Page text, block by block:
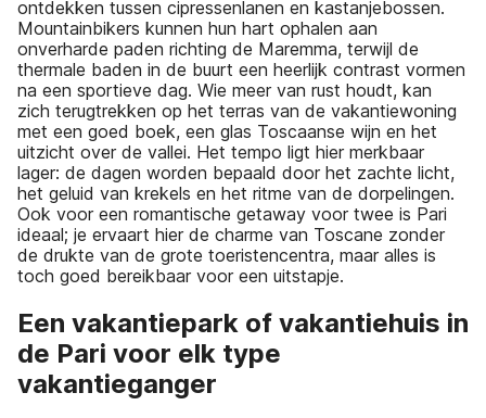
ontdekken tussen cipressenlanen en kastanjebossen.
Mountainbikers kunnen hun hart ophalen aan
onverharde paden richting de Maremma, terwijl de
thermale baden in de buurt een heerlijk contrast vormen
na een sportieve dag. Wie meer van rust houdt, kan
zich terugtrekken op het terras van de vakantiewoning
met een goed boek, een glas Toscaanse wijn en het
uitzicht over de vallei. Het tempo ligt hier merkbaar
lager: de dagen worden bepaald door het zachte licht,
het geluid van krekels en het ritme van de dorpelingen.
Ook voor een romantische getaway voor twee is Pari
ideaal; je ervaart hier de charme van Toscane zonder
de drukte van de grote toeristencentra, maar alles is
toch goed bereikbaar voor een uitstapje.
Een vakantiepark of vakantiehuis in
de Pari voor elk type
vakantieganger